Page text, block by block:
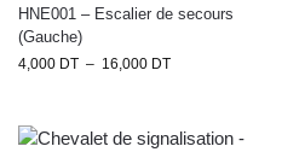
HNE001 – Escalier de secours
(Gauche)
4,000 DT – 16,000 DT